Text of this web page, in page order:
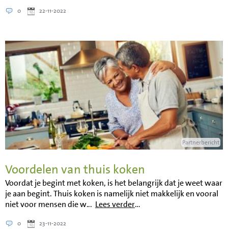
0 22-11-2022
Partnerbericht
Voordelen van thuis koken
Voordat je begint met koken, is het belangrijk dat je weet waar
je aan begint. Thuis koken is namelijk niet makkelijk en vooral
niet voor mensen die w... Lees verder…
0 23-11-2022